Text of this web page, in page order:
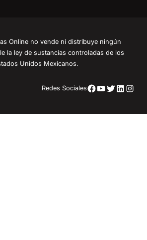
Online no vende ni distribuye ningún
la ley de sustancias controladas de los
Unidos Mexicanos.
Redes SocialesFacebook
YouTube
Twitter
LinkedIn